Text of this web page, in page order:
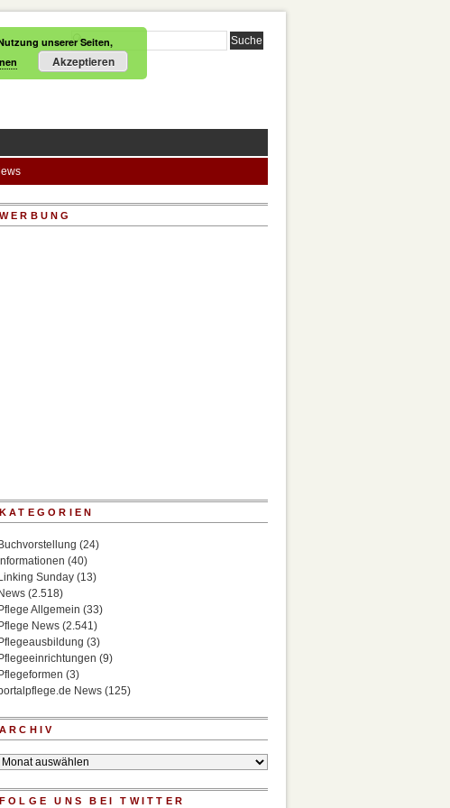
WERBUNG
KATEGORIEN
Buchvorstellung (24)
Informationen (40)
Linking Sunday (13)
News (2.518)
Pflege Allgemein (33)
Pflege News (2.541)
Pflegeausbildung (3)
Pflegeeinrichtungen (9)
Pflegeformen (3)
News (125)
ARCHIV
Archiv
FOLGE UNS BEI TWITTER
unserer Seiten,
Akzeptieren